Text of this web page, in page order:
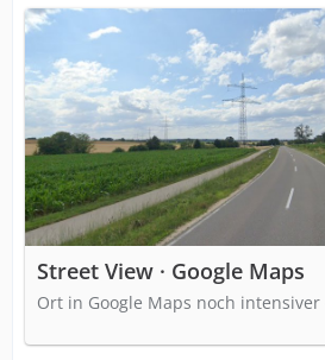
Street View · Google Maps
Ort in Google Maps noch